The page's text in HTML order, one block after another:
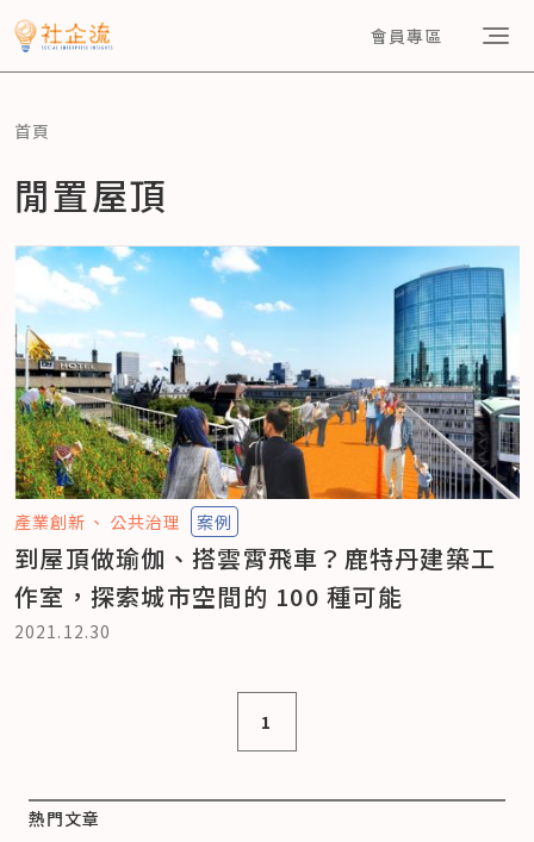
會員專區
首頁
閒置屋頂
產業創新 公共治理 案例
到屋頂做瑜伽、搭雲霄飛車？鹿特丹建築工
作室，探索城市空間的 100 種可能
2021.12.30
1
熱門文章